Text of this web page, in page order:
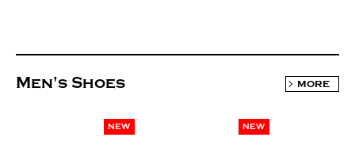
Men's Shoes MORE
NEW NEW